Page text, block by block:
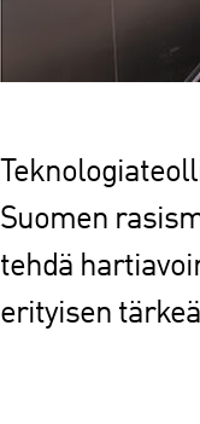
Suomen
tehdä
erityisen